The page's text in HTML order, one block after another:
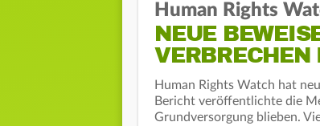
Human Rights
NEUE
Human Rights Watch hat
Bericht veröffentlichte die
Grundversorgung blieben.